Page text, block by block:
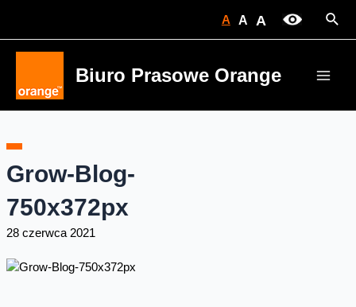
A A A
Biuro Prasowe Orange
Grow-Blog-
750x372px
28 czerwca 2021